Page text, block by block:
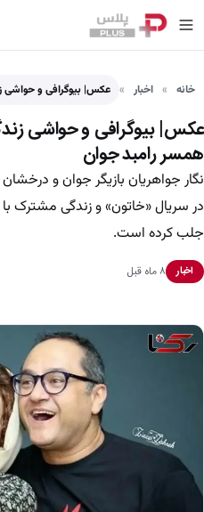
خانه اخبار عکس| بیوگرافی و حواشی
عکس| بیوگرافی و حواشی
همسر رامبد جوان
نگار جواهریان بازیگر جوان و
در سریال «خاتون» و زندگی مشترک
جلب کرده است.
اخبار ۸ ماه قبل